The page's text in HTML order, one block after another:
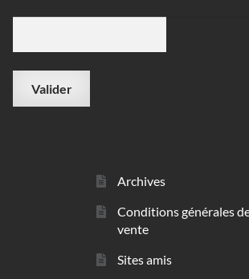
Archives
Conditions générales
vente
Sites amis